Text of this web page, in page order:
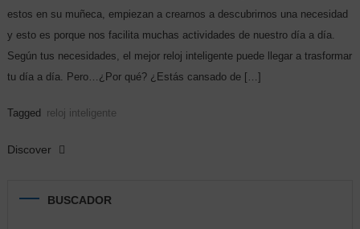
estos en su muñeca, empiezan a crearnos a descubrirnos una necesidad
y esto es porque nos facilita muchas actividades de nuestro día a día.
Según tus necesidades, el mejor reloj inteligente puede llegar a trasformar
tu día a día. Pero…¿Por qué? ¿Estás cansado de […]
Tagged reloj inteligente
Discover
BUSCADOR